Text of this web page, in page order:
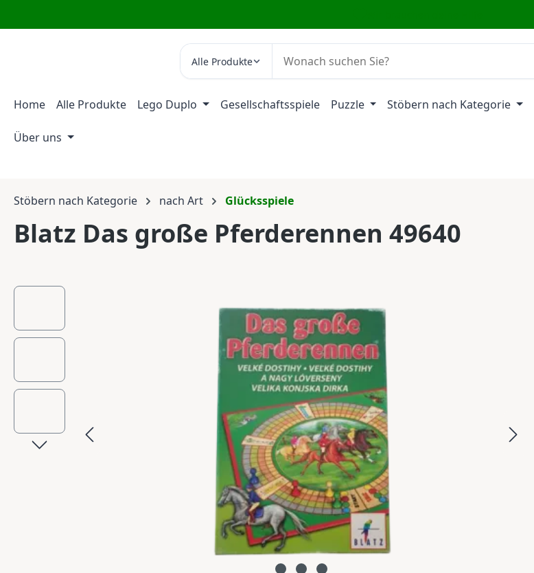
Alle Produkte
Home Alle Produkte Lego Duplo Gesellschaftsspiele Puzzle Stöbern nach Kategorie
Über uns
Stöbern nach Kategorie nach Art Glücksspiele
Blatz Das große Pferderennen 49640
Bildergalerie überspringen